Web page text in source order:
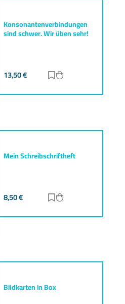
Konsonantenverbindungen
sind schwer. Wir üben sehr!
13,50€ Zur Merkliste
Mein Schreibschriftheft
8,50€ Zur Merkliste
Bildkarten in Box